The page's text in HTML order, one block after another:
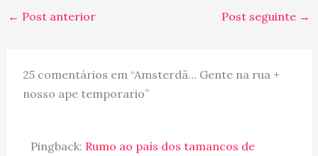
com o que vamos
descobrir por lá... pois
← Post anterior Post seguinte →
25 comentários em “Amsterdã… Gente na rua +
nosso ape temporario”
Pingback: Rumo ao país dos tamancos de